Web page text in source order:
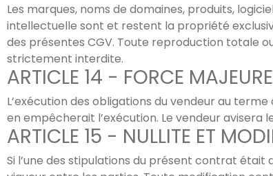
Les marques, noms de domaines, produits,
intellectuelle sont et restent la propriété
des présentes CGV. Toute reproduction totale
strictement interdite.
ARTICLE 14 - FORCE MAJEURE
L’exécution des obligations du vendeur au
en empêcherait l’exécution. Le vendeur avisera
ARTICLE 15 - NULLITE ET
Si l’une des stipulations du présent contrat